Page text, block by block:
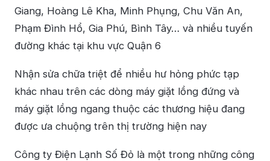
Giang, Hoàng Lê Kha, Minh Phụng, Chu Văn An,
Phạm Đình Hổ, Gia Phú, Bình Tây… và nhiều tuyến
đường khác tại khu vực Quận 6
Nhận sửa chữa triệt để nhiều hư hỏng phức tạp
khác nhau trên các dòng máy giặt lồng đứng và
máy giặt lồng ngang thuộc các thương hiệu đang
được ưa chuộng trên thị trường hiện nay
Công ty Điện Lạnh Số Đỏ là một trong những công